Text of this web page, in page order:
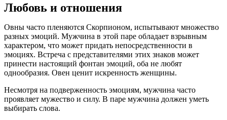
Любовь и отношения
Овны часто пленяются Скорпионом, испытывают множество
разных эмоций. Мужчина в этой паре обладает взрывным
характером, что может придать непосредственности в
эмоциях. Встреча с представителями этих знаков может
принести настоящий фонтан эмоций, оба не любят
однообразия. Овен ценит искренность женщины.
Несмотря на подверженность эмоциям, мужчина часто
проявляет мужество и силу. В паре мужчина должен уметь
выбирать слова.